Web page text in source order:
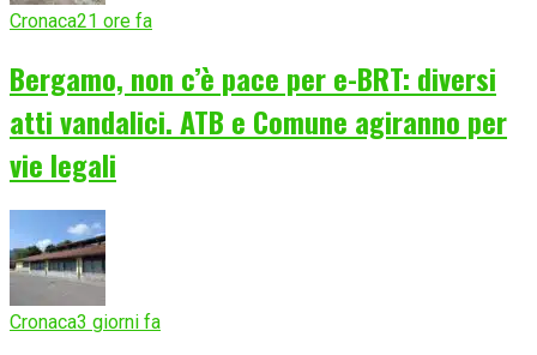
Cronaca21 ore fa
Bergamo, non c’è pace per e-BRT: diversi
atti vandalici. ATB e Comune agiranno per
vie legali
Cronaca3 giorni fa